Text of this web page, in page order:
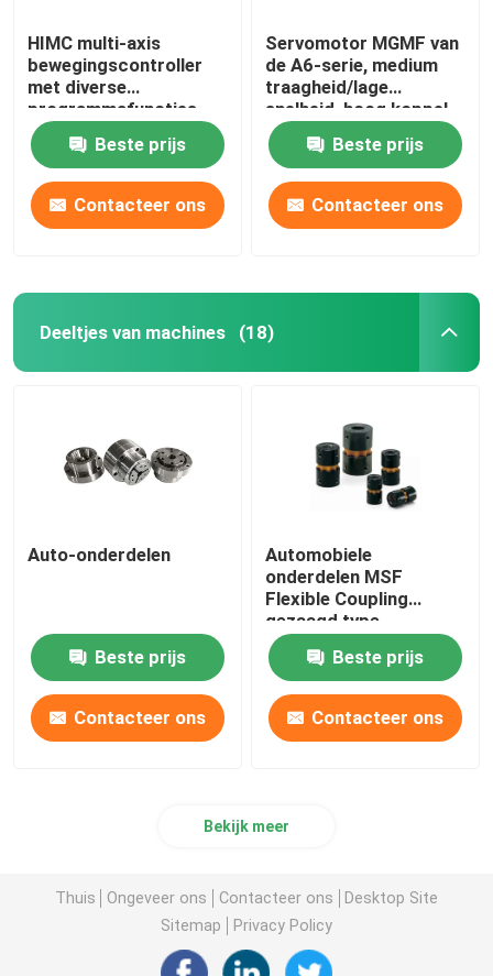
HIMC multi-axis
bewegingscontroller
met diverse
programmafuncties
om aan de behoeften
van industriële
toepassingen te
voldoen.
Beste prijs
Contacteer ons
Servomotor MGMF van
de A6-serie, medium
traagheid/lage
snelheid, hoog koppel,
connectortype,
betrouwbare werking.
Beste prijs
Contacteer ons
Deeltjes van machines (18)
Auto-onderdelen
Beste prijs
Contacteer ons
Automobiele
onderdelen MSF
Flexible Coupling
gezaagd type
Uitstekend
elasticiteitseffect
Beste prijs
Contacteer ons
Bekijk meer
Thuis Ongeveer ons Contacteer ons
Desktop Site
Sitemap
Privacy Policy